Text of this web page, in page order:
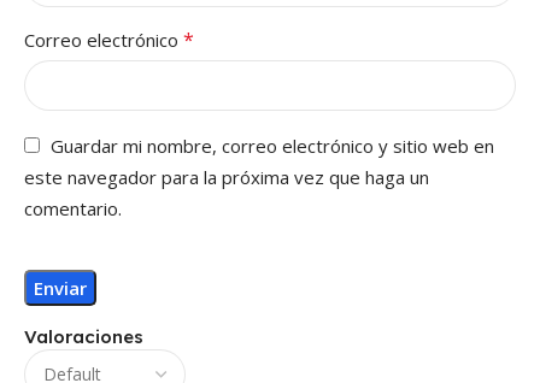
Valoraciones
Correo electrónico *
Guardar mi nombre, correo electrónico y sitio web en
este navegador para la próxima vez que haga un
comentario.